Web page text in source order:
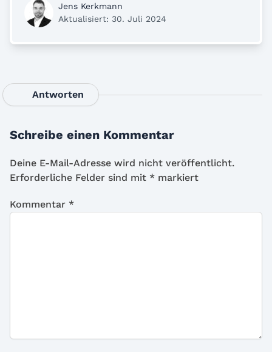
Jens Kerkmann
Aktualisiert: 30. Juli 2024
Antworten
Schreibe einen Kommentar
Deine E-Mail-Adresse wird nicht veröffentlicht.
Erforderliche Felder sind mit * markiert
Kommentar *